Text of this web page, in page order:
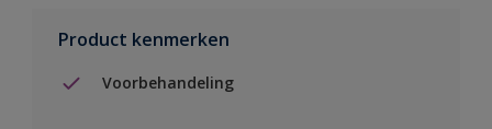
Product kenmerken
Voorbehandeling